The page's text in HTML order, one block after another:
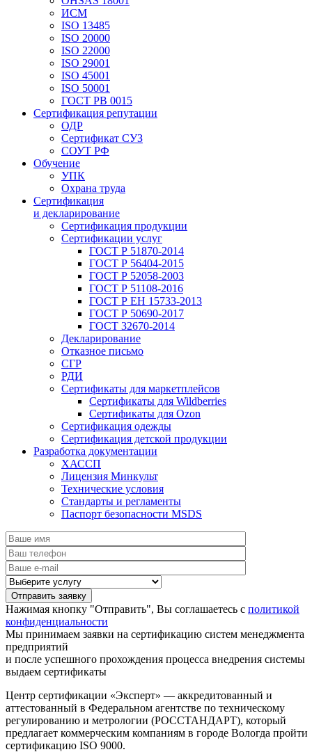
ИСМ
ISO 13485
ISO 20000
ISO 22000
ISO 29001
ISO 45001
ISO 50001
ГОСТ РВ 0015
Сертификация репутации
ОДР
Сертификат СУЗ
СОУТ РФ
Обучение
УПК
Охрана труда
Сертификация
и декларирование
Сертификация продукции
Сертификации услуг
ГОСТ Р 51870-2014
ГОСТ Р 56404-2015
ГОСТ Р 52058-2003
ГОСТ Р 51108-2016
ГОСТ Р ЕН 15733-2013
ГОСТ Р 50690-2017
ГОСТ 32670-2014
Декларирование
Отказное письмо
СГР
РДИ
Сертификаты для маркетплейсов
Сертификаты для Wildberries
Сертификаты для Ozon
Сертификация одежды
Сертификация детской продукции
Разработка документации
ХАССП
Лицензия Минкульт
Технические условия
Стандарты и регламенты
Паспорт безопасности MSDS
Нажимая кнопку "Отправить", Вы соглашаетесь с политикой
конфиденциальности
Мы принимаем заявки на сертификацию систем менеджмента
предприятий
и после успешного прохождения процесса внедрения системы
выдаем сертификаты
Центр сертификации «Эксперт» — аккредитованный и
аттестованный в Федеральном агентстве по техническому
регулированию и метрологии (РОССТАНДАРТ), который
предлагает коммерческим компаниям в городе Вологда пройти
сертификацию ISO 9000.